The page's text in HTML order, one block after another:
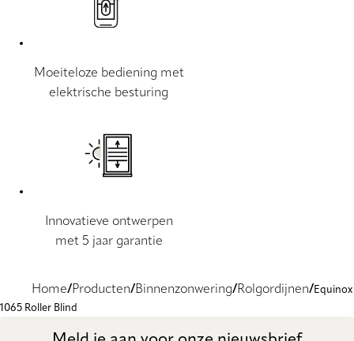
Moeiteloze bediening met
elektrische besturing
Innovatieve ontwerpen
met 5 jaar garantie
Home Producten Binnenzonwering Rolgordijnen
Equinox
1065 Roller Blind